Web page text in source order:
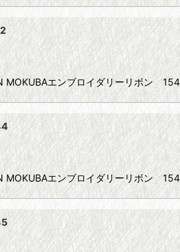
MOKUBAエンブロイダリーリ
MOKUBAエンブロイダリーリ